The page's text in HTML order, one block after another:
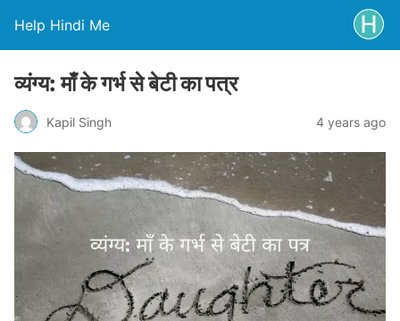
Help Hindi Me
व्यंग्य: माँ के गर्भ से बेटी का पत्र
Kapil Singh 4 years ago